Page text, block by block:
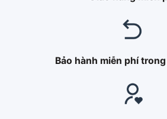
Bảo hành miễn phí